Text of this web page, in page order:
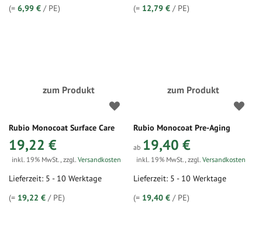
(= 6,99 € / PE)
(= 12,79 € / PE)
zum Produkt
Rubio Monocoat Surface Care
19,22 €
inkl. 19% MwSt., zzgl. Versandkosten
Lieferzeit: 5 - 10 Werktage
(= 19,22 € / PE)
zum Produkt
Rubio Monocoat Pre-Aging
ab 19,40 €
inkl. 19% MwSt.,zzgl.Versandkosten
Lieferzeit: 5 - 10 Werktage
(= 19,40 € / PE)